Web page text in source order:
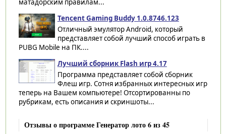
матадорским правилам...
Tencent Gaming Buddy 1.0.8746.123
Отличный эмулятор Android, который
представляет собой лучший способ играть в
PUBG Mobile на ПК....
Лучший сборник Flash игр 4.17
Программа представляет собой сборник
Флеш игр. Сотня избранных интересных игр
теперь на Вашем компьютере! Отсортированны по
рубрикам, есть описания и скриншоты...
Отзывы о программе Генератор лото 6 из 45